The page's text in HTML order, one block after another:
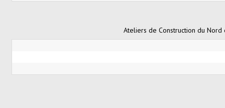
Ateliers de Construction du Nord